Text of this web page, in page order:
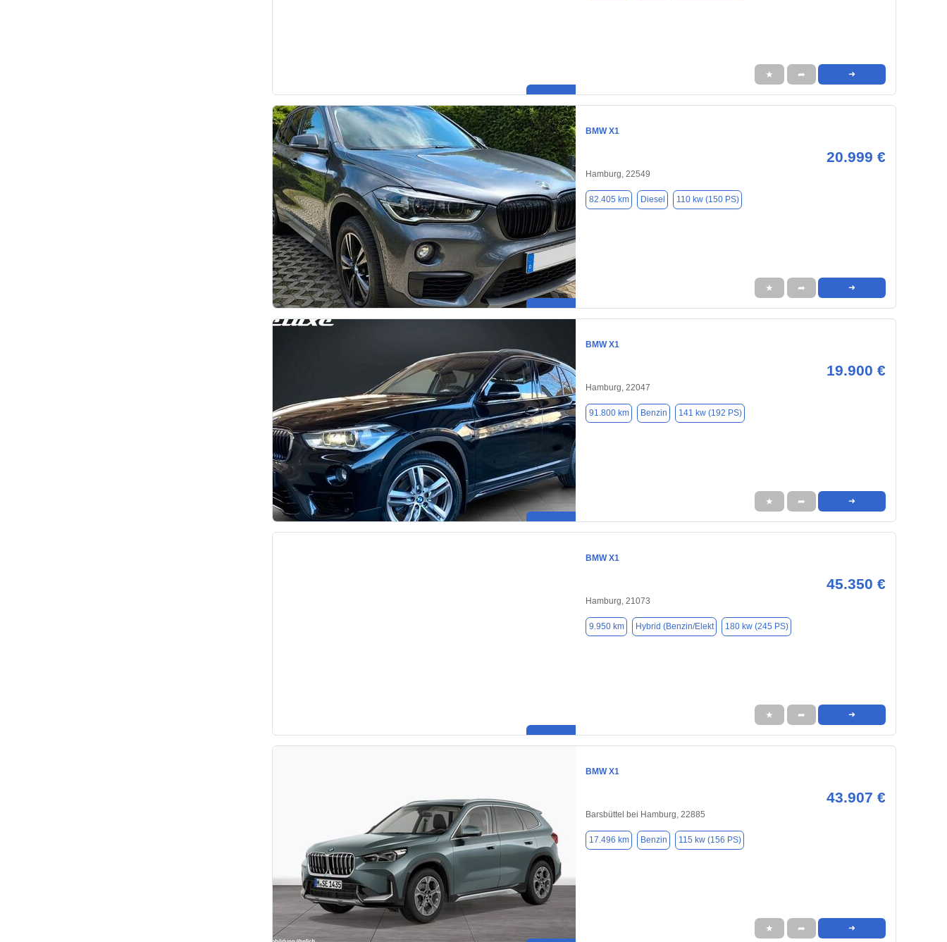
★ ➦ ➜
BMW X1
20.999 €
Hamburg, 22549
82.405 km Diesel 110 kw (150 PS)
★ ➦ ➜
BMW X1
19.900 €
Hamburg, 22047
91.800 km Benzin 141 kw (192 PS)
★ ➦ ➜
BMW X1
45.350 €
Hamburg, 21073
9.950 km Hybrid (Benzin/Elekt 180 kw (245 PS)
★ ➦ ➜
BMW X1
43.907 €
Barsbüttel bei Hamburg, 22885
17.496 km Benzin 115 kw (156 PS)
★ ➦ ➜